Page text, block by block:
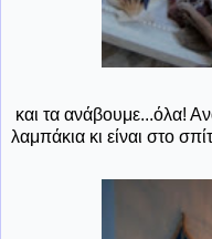
και τα ανάβουμε...όλα!
λαμπάκια κι είναι στο